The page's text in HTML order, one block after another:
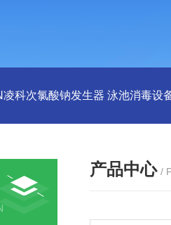
凌科次氯酸钠发生器 泳池消毒设
产品中心 /